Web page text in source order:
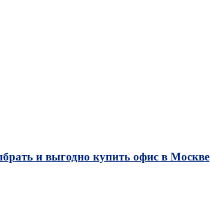
и выгодно купить офис в Москве